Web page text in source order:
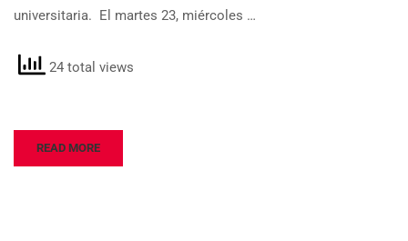
universitaria. El martes 23, miércoles …
24 total views
READ MORE